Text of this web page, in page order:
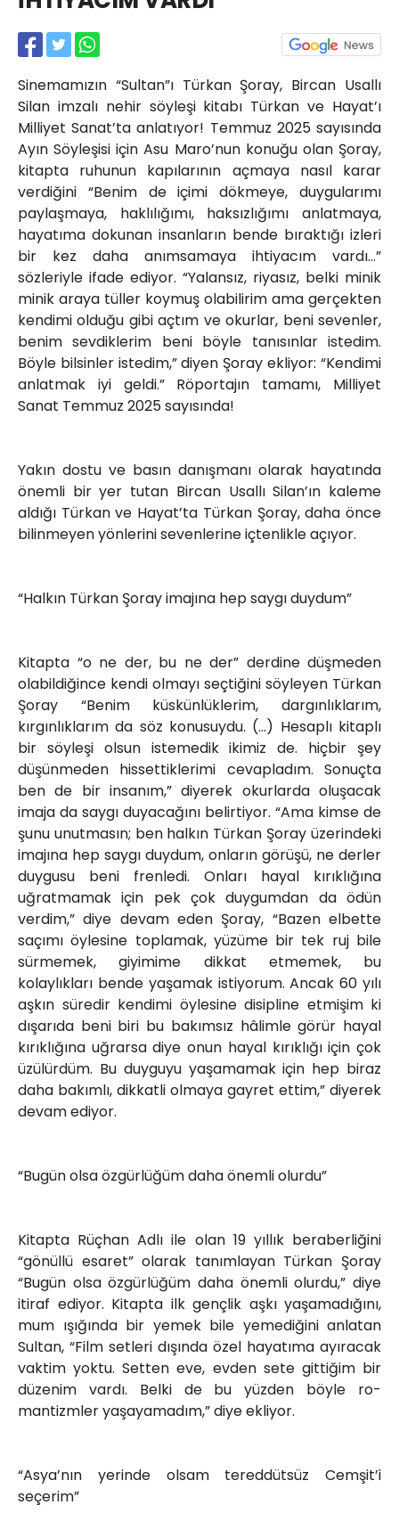
Sinemamızın “Sultan”ı Türkan Şoray, Bircan Usallı
Silan imzalı nehir söyleşi kitabı Türkan ve Hayat’ı
Milliyet Sanat’ta anlatıyor! Temmuz 2025 sayısında
Ayın Söyleşisi için Asu Maro’nun konuğu olan Şoray,
kitapta ruhunun kapılarının açmaya nasıl karar
verdiğini “Benim de içimi dökmeye, duygularımı
paylaşmaya, haklılığımı, haksızlığımı anlatmaya,
hayatıma dokunan insanların bende bıraktığı izleri
bir kez daha anımsamaya ihtiyacım vardı…”
sözleriyle ifade ediyor. “Yalansız, riyasız, belki minik
minik araya tüller koymuş olabilirim ama gerçekten
kendimi olduğu gibi açtım ve okurlar, beni sevenler,
benim sevdiklerim beni böyle tanısınlar istedim.
Böyle bilsinler istedim,” diyen Şoray ekliyor: “Kendimi
anlatmak iyi geldi.” Röportajın tamamı, Milliyet
Sanat Temmuz 2025 sayısında!
Yakın dostu ve basın danışmanı olarak hayatında
önemli bir yer tutan Bircan Usallı Silan’ın kaleme
aldığı Türkan ve Hayat’ta Türkan Şoray, daha önce
bilinmeyen yönlerini sevenlerine içtenlikle açıyor.
“Halkın Türkan Şoray imajına hep saygı duydum”
Kitapta “o ne der, bu ne der” derdine düşmeden
olabildiğince kendi olmayı seçtiğini söyleyen Türkan
Şoray “Benim küskünlüklerim, dargınlıklarım,
kırgınlıklarım da söz konusuydu. (…) Hesaplı kitaplı
bir söyleşi olsun istemedik ikimiz de. hiçbir şey
düşünmeden hissettiklerimi cevapladım. Sonuçta
ben de bir insanım,” diyerek okurlarda oluşacak
imaja da saygı duyacağını belirtiyor. “Ama kimse de
şunu unutmasın; ben halkın Türkan Şoray üzerindeki
imajına hep saygı duydum, onların görüşü, ne derler
duygusu beni frenledi. Onları hayal kırıklığına
uğratmamak için pek çok duygumdan da ödün
verdim,” diye devam eden Şoray, “Bazen elbette
saçımı öylesine toplamak, yüzüme bir tek ruj bile
sürmemek, giyimime dikkat etmemek, bu
kolaylıkları bende yaşamak istiyorum. Ancak 60 yılı
aşkın süredir kendimi öylesine disipline etmişim ki
dışarıda beni biri bu bakımsız hâlimle görür hayal
kırıklığına uğrarsa diye onun hayal kırıklığı için çok
üzülürdüm. Bu duyguyu yaşamamak için hep biraz
daha bakımlı, dikkatli olmaya gayret ettim,” diyerek
devam ediyor.
“Bugün olsa özgürlüğüm daha önemli olurdu”
Kitapta Rüçhan Adlı ile olan 19 yıllık beraberliğini
“gönüllü esaret” olarak tanımlayan Türkan Şoray
“Bugün olsa özgürlüğüm daha önemli olurdu,” diye
itiraf ediyor. Kitapta ilk gençlik aşkı yaşamadığını,
mum ışığında bir yemek bile yemediğini anlatan
Sultan, “Film setleri dışında özel hayatıma ayıracak
vaktim yoktu. Setten eve, evden sete gittiğim bir
düzenim vardı. Belki de bu yüzden böyle ro­
mantizmler yaşayamadım,” diye ekliyor.
“Asya’nın yerinde olsam tereddütsüz Cemşit’i
seçerim”
Yahya Kaptan Mahallesi
Akkavaklar Caddesi No:17/4 İzmit-
kocaelisokak@gmail.com